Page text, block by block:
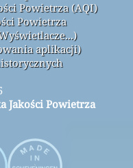
Powietrza (AQI)
Powietrza
aplikacji)
Jakości Powietrza